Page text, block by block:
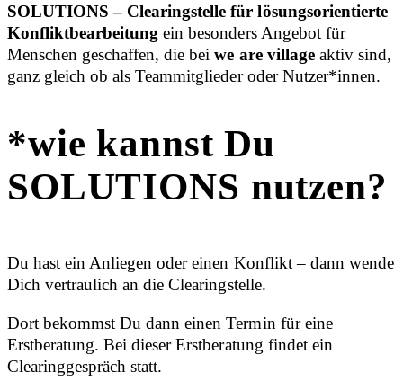
SOLUTIONS – Clearingstelle für lösungsorientierte
Konfliktbearbeitung ein besonders Angebot für
Menschen geschaffen, die bei we are villageaktiv sind,
ganz gleich ob als Teammitglieder oder Nutzer*innen.
*wie kannst Du
SOLUTIONS nutzen?
Du hast ein Anliegen oder einen Konflikt – dann wende
Dich vertraulich an die Clearingstelle.
Dort bekommst Du dann einen Termin für eine
Erstberatung. Bei dieser Erstberatung findet ein
Clearinggespräch statt.